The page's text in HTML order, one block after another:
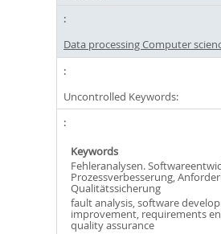
Data processing Computer
Uncontrolled Keywords:
Keywords
Fehleranalysen.
Prozessverbesserung,
Qualitätssicherung
fault analysis, software
improvement, requirements
quality assurance